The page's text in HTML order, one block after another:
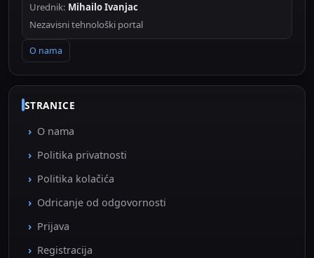
Urednik: Mihailo Ivanjac
Nezavisni tehnološki portal
O nama
STRANICE
O nama
Politika privatnosti
Politika kolačića
Odricanje od odgovornosti
Prijava
Registracija